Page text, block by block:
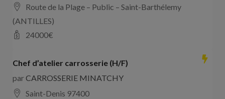
Route de la Plage – Public – Saint-Barthélemy
(ANTILLES)
24000€
Chef d’atelier carrosserie (H/F)
parCARROSSERIE MINATCHY
Saint-Denis 97400